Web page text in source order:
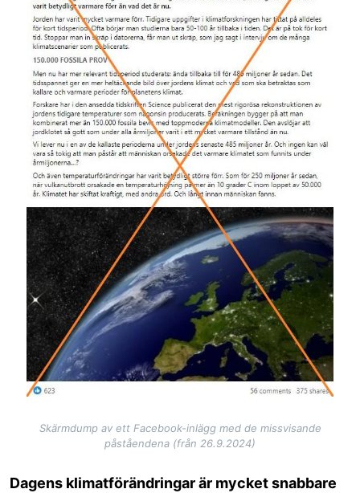
Skärmdump av ett Facebook-inlägg med de missvisande
påståendena (från 26.9.2024)
Dagens klimatförändringar är mycket snabbare